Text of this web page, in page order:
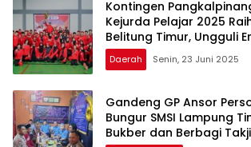
Kontingen
Kejurda Pelajar 2025
Belitung Timur, Ungguli
Daerah Senin, 23 Juni 2025
Gandeng GP Ansor
Bungur SMSI Lampung
Bukber dan Berbagi